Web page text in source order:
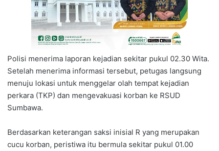
Polisi menerima laporan kejadian sekitar pukul 02.30 Wita.
Setelah menerima informasi tersebut, petugas langsung
menuju lokasi untuk menggelar olah tempat kejadian
perkara (TKP) dan mengevakuasi korban ke RSUD
Sumbawa.
Berdasarkan keterangan saksi inisial R yang merupakan
cucu korban, peristiwa itu bermula sekitar pukul 01.00